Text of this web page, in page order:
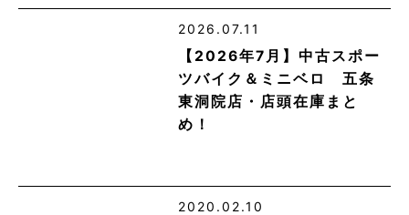
2026.07.11
【2026年7月】中古スポー
ツバイク＆ミニベロ 五条
東洞院店・店頭在庫まと
め！
2020.02.10